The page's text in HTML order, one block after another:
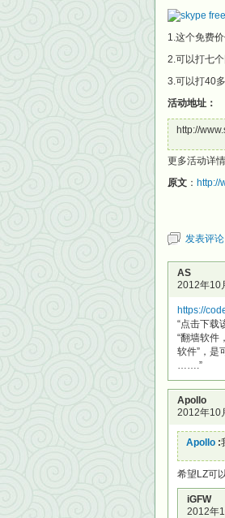
1.这个免费
2.可以打七
3.可以打40
活动地址：
http://
更多活动详
原文 ： http://
发表评论
AS
2012年10
https://
“点击下载
“翻墙软件
软件”，是
…….”
Apollo
2012年10
Apollo :
希望LZ可
iGFW
2012年